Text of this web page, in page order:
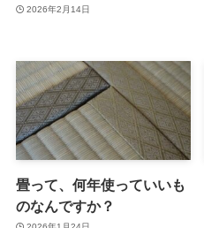
2026年2月14日
畳って、何年使っていいも
のなんですか？